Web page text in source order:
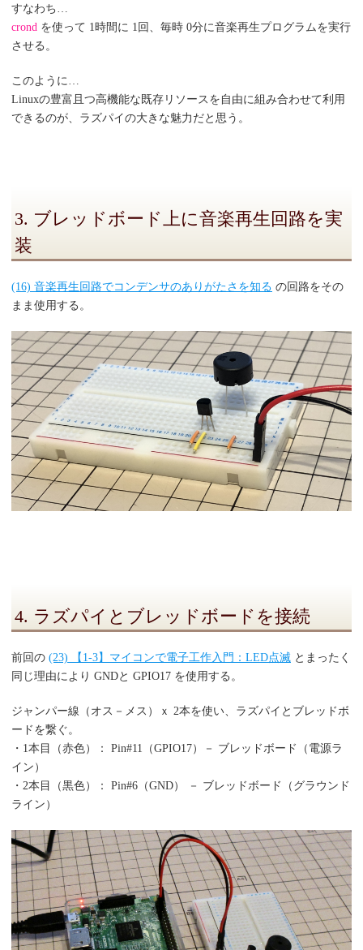
すなわち…
crond を使って 1時間に 1回、毎時 0分に音楽再生プログラムを実行
させる。
このように…
Linuxの豊富且つ高機能な既存リソースを自由に組み合わせて利用
できるのが、ラズパイの大きな魅力だと思う。
3. ブレッドボード上に音楽再生回路を実
装
(16) 音楽再生回路でコンデンサのありがたさを知る の回路をその
まま使用する。
4. ラズパイとブレッドボードを接続
前回の (23) 【1-3】マイコンで電子工作入門：LED点滅 とまったく
同じ理由により GNDと GPIO17 を使用する。
ジャンパー線（オス－メス）ｘ 2本を使い、ラズパイとブレッドボ
ードを繋ぐ。
・1本目（赤色）： Pin#11（GPIO17）－ ブレッドボード（電源ラ
イン）
・2本目（黒色）： Pin#6（GND） － ブレッドボード（グラウンド
ライン）